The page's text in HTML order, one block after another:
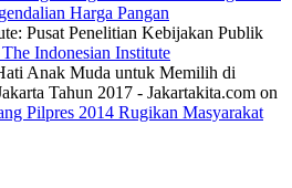
Harga Pangan
Pusat Penelitian Kebijakan Publik
Indonesian Institute
Anak Muda untuk Memilih di
Tahun 2017 - Jakartakita.com on
Pilpres 2014 Rugikan Masyarakat